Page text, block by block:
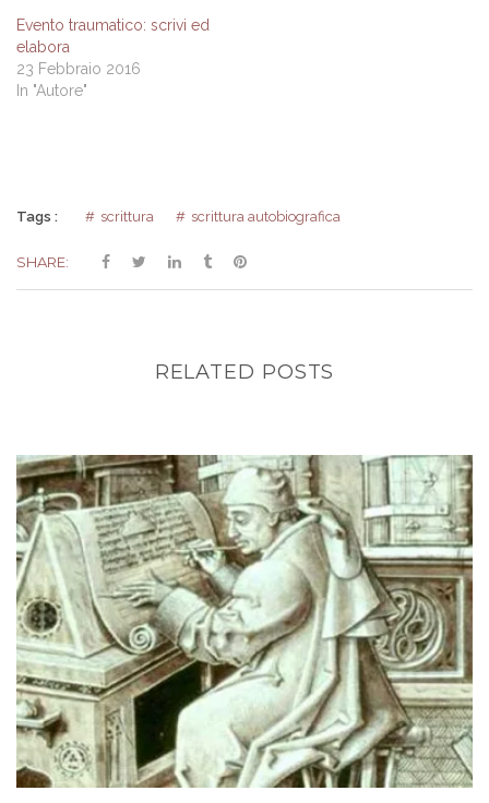
Evento traumatico: scrivi ed
elabora
23 Febbraio 2016
In "Autore"
Tags : scrittura scrittura autobiografica
SHARE:
RELATED POSTS